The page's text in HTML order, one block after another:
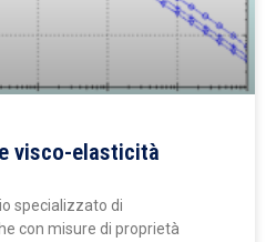
visco-elasticità
specializzato di
con misure di proprietà